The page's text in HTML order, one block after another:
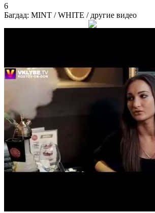
6
Багдад: MINT / WHITE / другие видео